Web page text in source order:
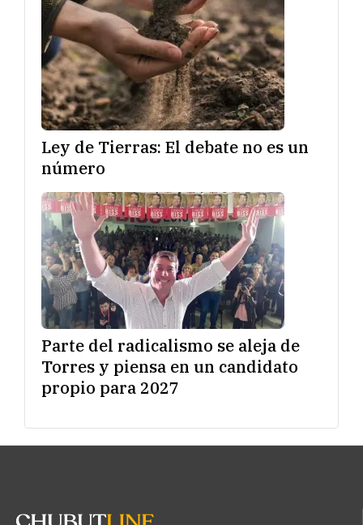
Ley de Tierras: El debate no es un
número
Parte del radicalismo se aleja de
Torres y piensa en un candidato
propio para 2027